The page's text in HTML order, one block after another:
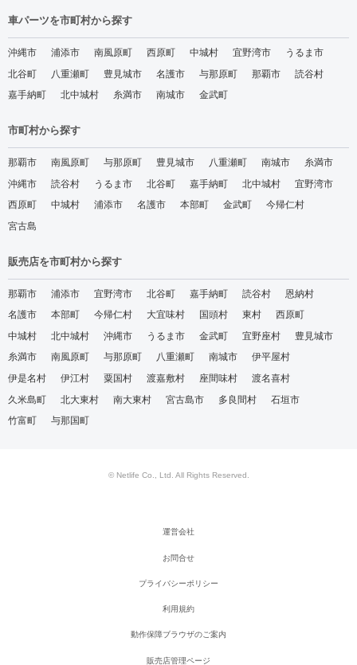
車パーツを市町村から探す
沖縄市 浦添市 南風原町 西原町 中城村 宜野湾市
うるま市
北谷町
八重瀬町 豊見城市 名護市 与那原町 那覇市
読谷村
嘉手納町
北中城村 糸満市 南城市 金武町
市町村から探す
那覇市 南風原町 与那原町 豊見城市 八重瀬町 南城市
糸満市
沖縄市
読谷村 うるま市 北谷町 嘉手納町 北中城村
宜野湾市
西原町
中城村 浦添市 名護市 本部町 金武町
今帰仁村
宮古島
販売店を市町村から探す
那覇市 浦添市 宜野湾市 北谷町 嘉手納町 読谷村
恩納村
名護市
本部町 今帰仁村 大宜味村 国頭村 東村
西原町
中城村
北中城村 沖縄市 うるま市 金武町 宜野座村
豊見城市
糸満市
南風原町 与那原町 八重瀬町 南城市
伊平屋村
伊是名村
伊江村 粟国村 渡嘉敷村 座間味村
渡名喜村
久米島町
北大東村 南大東村 宮古島市 多良間村
石垣市
竹富町
与那国町
© Netlife Co., Ltd. All Rights Reserved.
運営会社
お問合せ
プライバシーポリシー
利用規約
動作保障ブラウザのご案内
販売店管理ページ